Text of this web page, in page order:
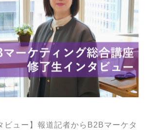
ビュー】報道記者からB2Bマーケタ